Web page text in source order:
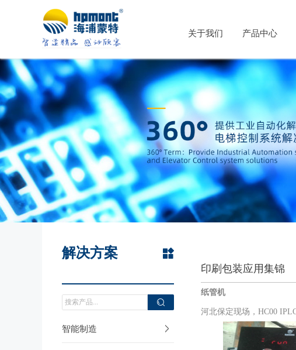
关于我们 产品中心
解决方案
智能制造
印刷包装应用集锦
纸管机
河北保定现场， HC00